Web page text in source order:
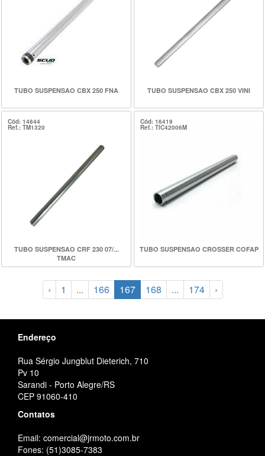
TUBO SUSPENSAO CBX 250 FNA TUBO SUSPENSAO CBX 250 VINI
Cód: 14844
Ref.: TM1320
TUBO SUSPENSAO CRF 230 07/...
TMAC
Cód: 16419
Ref.: TIC42006M
TUBO SUSPENSAO CROSSER COFAP
‹ 1 ... 166 167 168 ... 174 ›
Endereço
Rua Sérgio Jungblut Dieterich, 710
Pv 10
Sarandi - Porto Alegre/RS
CEP 91060-410
Contatos
Email: comercial@jrmoto.com.br
Fones: (51)3085-7383